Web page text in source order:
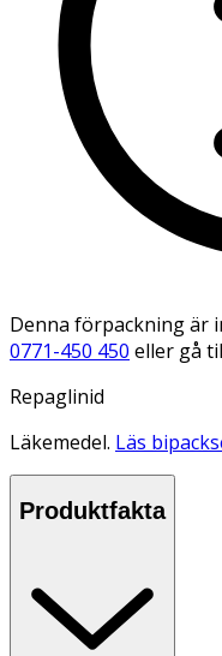
Denna förpackning är
0771-450 450 eller gå
Repaglinid
Läkemedel. Läs
Produktfakta